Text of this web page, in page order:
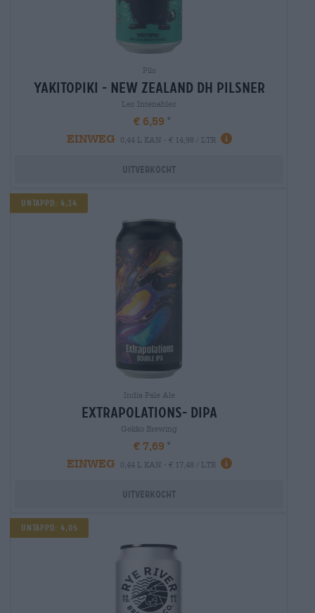
Pils
yakitopiki - new zealand dh pilsner
Les Intenables
€ 6,59
EINWEG
0,44 L KAN - € 14,98 / LTR
Uitverkocht
Untappd: 4,14
India Pale Ale
extrapolations- dipa
Gekko Brewing
€ 7,69
EINWEG
0,44 L KAN - € 17,48 / LTR
Uitverkocht
UNTAPPD: 4,05